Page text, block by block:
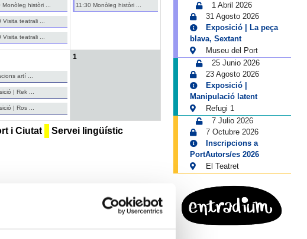
Monòleg històri ...
Visita teatrali ...
Visita teatrali ...
11:30 Monòleg històri ...
artí ...
| Rek ...
| Ros ...
1
i Ciutat
Servei lingüístic
1 Abril 2026
31 Agosto 2026
Exposició | La peça
blava, Sextant
Museu del Port
25 Junio 2026
23 Agosto 2026
Exposició |
Manipulació latent
Refugi 1
7 Julio 2026
7 Octubre 2026
Inscripcions a
PortAutors/es 2026
El Teatret